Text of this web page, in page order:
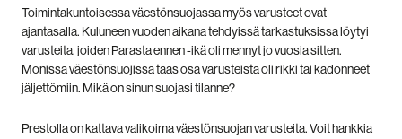
Toimintakuntoisessa väestönsuojassa myös varusteet ovat
ajantasalla. Kuluneen vuoden aikana tehdyissä tarkastuksissa löytyi
varusteita, joiden Parasta ennen -ikä oli mennyt jo vuosia sitten.
Monissa väestönsuojissa taas osa varusteista oli rikki tai kadonneet
jäljettömiin. Mikä on sinun suojasi tilanne?
Prestolla on kattava valikoima väestönsuojan varusteita. Voit hankkia